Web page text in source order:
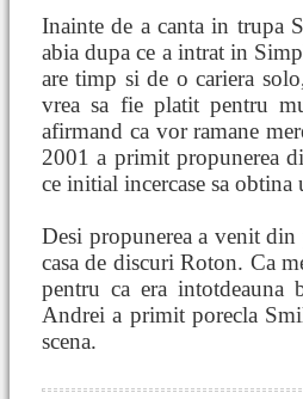
Inainte de a canta in trupa
abia dupa ce a intrat in
are timp si de o cariera
vrea sa fie platit pentru
afirmand ca vor ramane
2001 a primit propunerea
ce initial incercase sa
Desi propunerea a venit
casa de discuri Roton. Ca
pentru ca era
Andrei a primit porecla
scena.